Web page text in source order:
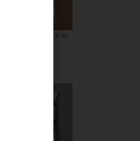
カゴメ | 小タマネギの